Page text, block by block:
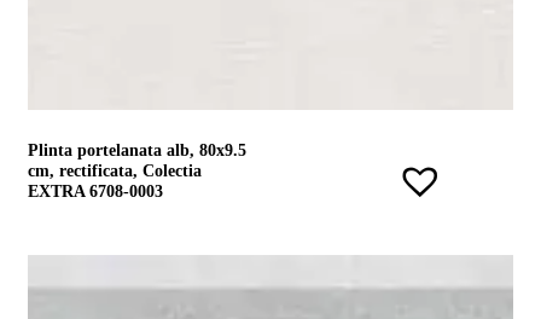
Plinta portelanata alb, 80x9.5
cm, rectificata, Colectia
EXTRA 6708-0003